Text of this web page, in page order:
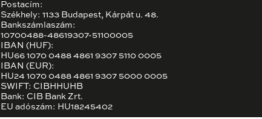
Postacím:
Székhely: 1133 Budapest, Kárpát u. 48.
Bankszámlaszám:
10700488-48619307-51100005
IBAN (HUF):
HU66 1070 0488 4861 9307 5110 0005
IBAN (EUR):
HU24 1070 0488 4861 9307 5000 0005
SWIFT: CIBHHUHB
Bank: CIB Bank Zrt.
EU adószám: HU18245402